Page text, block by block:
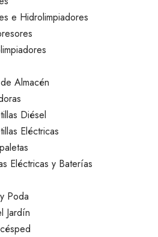
e Hidrolimpiadores
Almacén
Diésel
Eléctricas
Eléctricas y Baterías
Poda
Jardín